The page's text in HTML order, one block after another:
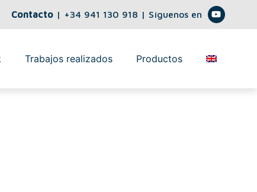
Contacto | +34 941 130 918 | Síguenos en
Trabajos realizados Productos